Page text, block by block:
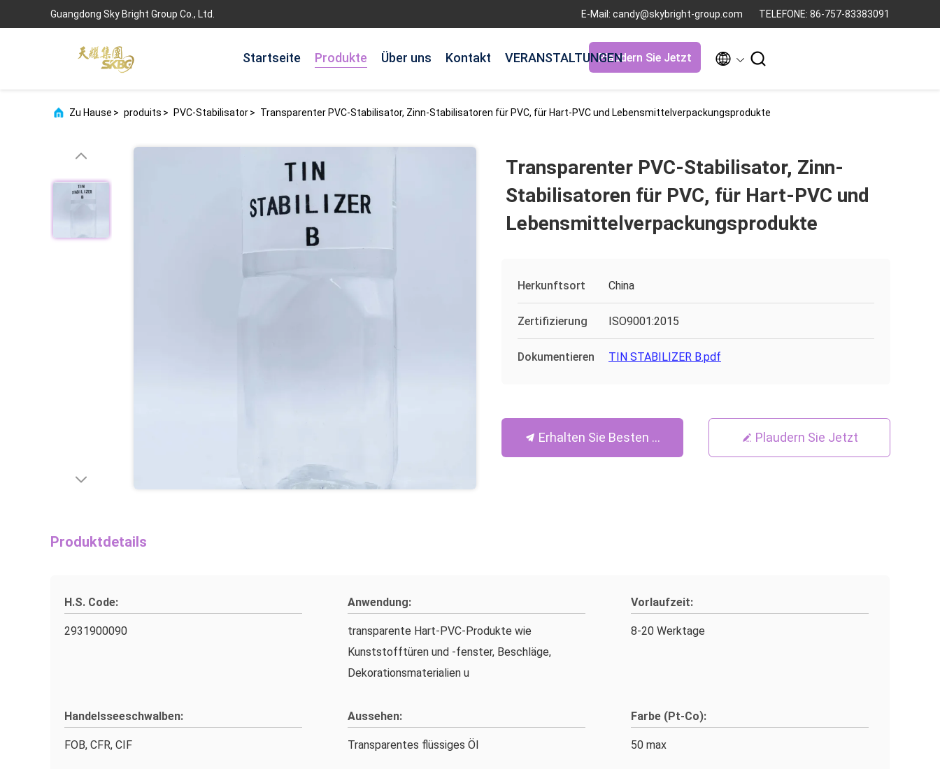
Guangdong Sky Bright Group Co., Ltd. E-Mail: candy@skybright-group.com TELEFONE: 86-757-83383091
Startseite Produkte Über uns Kontakt VERANSTALTUNGENPlaudern Sie Jetzt  
Zu Hause > produits > PVC-Stabilisator> Transparenter PVC-Stabilisator, Zinn-Stabilisatoren für PVC, für Hart-PVC und Lebensmittelverpackungsprodukte
Transparenter PVC-Stabilisator, Zinn-
Stabilisatoren für PVC, für Hart-PVC und
Lebensmittelverpackungsprodukte
Herkunftsort China
Zertifizierung ISO9001:2015
Dokumentieren TIN STABILIZER B.pdf
Erhalten Sie Besten Preis Plaudern Sie Jetzt
Produktdetails
H.S. Code:
2931900090
Anwendung:
transparente Hart-PVC-Produkte wie
Kunststofftüren und -fenster, Beschläge,
Dekorationsmaterialien u
Vorlaufzeit:
8-20 Werktage
Handelsseeschwalben:
FOB, CFR, CIF
Aussehen:
Transparentes flüssiges Öl
Farbe (Pt-Co):
50 max